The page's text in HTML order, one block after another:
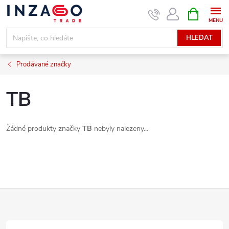
Přejít
obsah
HLEDAT
NÁKUPNÍ
KOŠÍK
Prodávané značky
TB
Žádné produkty značky TB nebyly nalezeny...